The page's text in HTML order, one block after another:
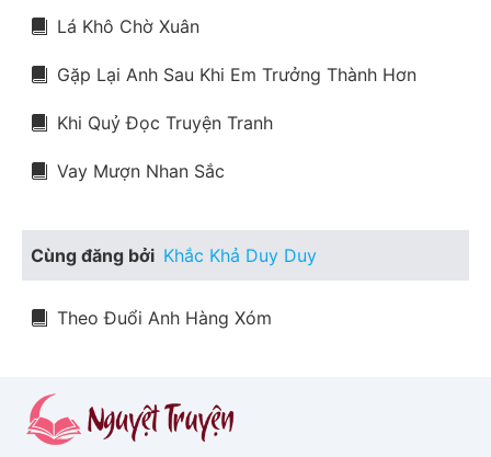
Lá Khô Chờ Xuân
Gặp Lại Anh Sau Khi Em Trưởng Thành Hơn
Khi Quỷ Đọc Truyện Tranh
Vay Mượn Nhan Sắc
Cùng đăng bởi Khắc Khả Duy Duy
Theo Đuổi Anh Hàng Xóm